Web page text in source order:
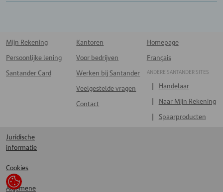
Mijn Rekening
Persoonlijke lening
Santander Card
Kantoren
Voor bedrijven
Werken bij Santander
Veelgestelde vragen
Contact
Homepage
Français
ANDERE SANTANDER SITES
Handelaar
Naar Mijn Rekening
Spaarproducten
Juridische
informatie
Cookies
Algemene